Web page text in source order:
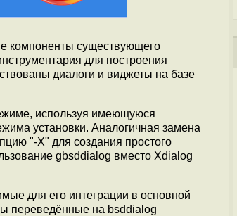
компоненты существующего
для построения
диалоги и виджеты на базе
используя имеющуюся
установки. Аналогичная замена
"-X" для создания простого
gbsddialog вместо Xdialog
для его интеграции в основной
переведённые на bsddialog